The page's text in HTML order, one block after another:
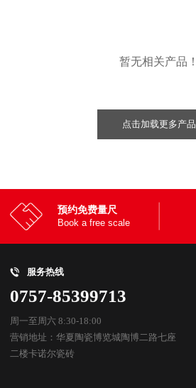
暂无相关产品！
点击加载更多产品
预约免费量尺
Book a free scale
服务热线
0757-85399713
周一至周六 8:30-18:00
营销地址：华夏陶瓷博览城陶博二路七座
二楼卡诺尔瓷砖